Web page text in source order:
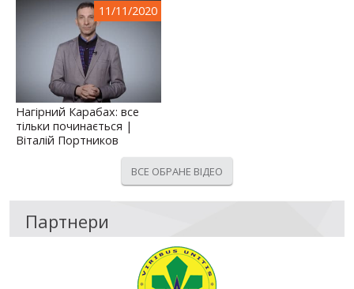
11/11/2020
Нагірний Карабах: все
тільки починається |
Віталій Портников
ВСЕ ОБРАНЕ ВІДЕО
Партнери